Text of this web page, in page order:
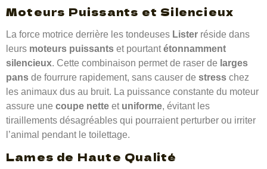
Moteurs Puissants et Silencieux
La force motrice derrière les tondeuses Lister réside dans
leurs moteurs puissants et pourtantétonnamment
silencieux. Cette combinaison permet de raser de larges
pans de fourrure rapidement, sans causer de stress chez
les animaux dus au bruit. La puissance constante du moteur
assure une coupe nette et uniforme, évitant les
tiraillements désagréables qui pourraient perturber ou irriter
l’animal pendant le toilettage.
Lames de Haute Qualité